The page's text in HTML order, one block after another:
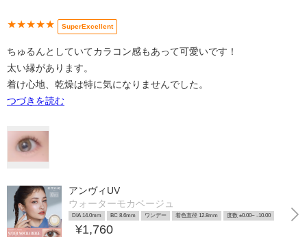
★★★★★ SuperExcellent
ちゅるんとしていてカラコン感もあって可愛いです！
太い縁があります。
着け心地、乾燥は特に気になりませんでした。
つづきを読む
アンヴィUV
ウォーターモカベージュ
DIA 14.0mm BC 8.6mm ワンデー 着色直径 12.8mm 度数 ±0.00~ -10.00
¥1,760